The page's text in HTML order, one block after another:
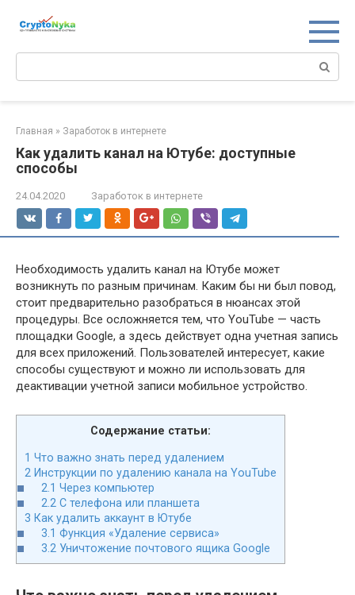
Главная » Заработок в интернете
Как удалить канал на Ютубе: доступные
способы
24.04.2020 Заработок в интернете
Необходимость удалить канал на Ютубе может
возникнуть по разным причинам. Каким бы ни был повод,
стоит предварительно разобраться в нюансах этой
процедуры. Все осложняется тем, что YouTube — часть
площадки Google, а здесь действует одна учетная запись
для всех приложений. Пользователей интересует, какие
способы существуют и можно ли использовать для
деактивации учетной записи мобильное устройство.
Содержание статьи:
1 Что важно знать перед удалением
2 Инструкции по удалению канала на YouTube
2.1 Через компьютер
2.2 С телефона или планшета
3 Как удалить аккаунт в Ютубе
3.1 Функция «Удаление сервиса»
3.2 Уничтожение почтового ящика Google